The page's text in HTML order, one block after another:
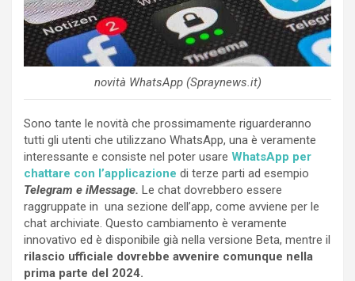
novità WhatsApp (Spraynews.it)
Sono tante le novità che prossimamente riguarderanno
tutti gli utenti che utilizzano WhatsApp, una è veramente
interessante e consiste nel poter usare WhatsApp per
chattare con l’applicazione di terze parti ad esempio
Telegram e iMessage. Le chat dovrebbero essere
raggruppate in una sezione dell’app, come avviene per le
chat archiviate. Questo cambiamento è veramente
innovativo ed è disponibile già nella versione Beta, mentre il
rilascio ufficiale dovrebbe avvenire comunque nella
prima parte del 2024.